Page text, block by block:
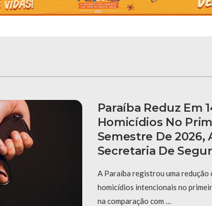
Paraíba Reduz Em
Homicídios No
Semestre De 2026,
Secretaria De
A Paraíba registrou uma redução
homicídios intencionais no
na comparação com …